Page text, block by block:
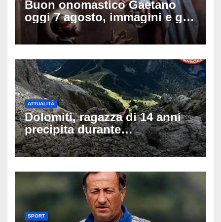
Buon onomastico Gaetano
oggi 7 agosto, immagini e gif
di auguri da condividere sui
social
ATTUALITÀ
Dolomiti, ragazza di 14 anni
precipita durante
un’escursione: tragedia sul
Latemar davanti alla famiglia
SPORT